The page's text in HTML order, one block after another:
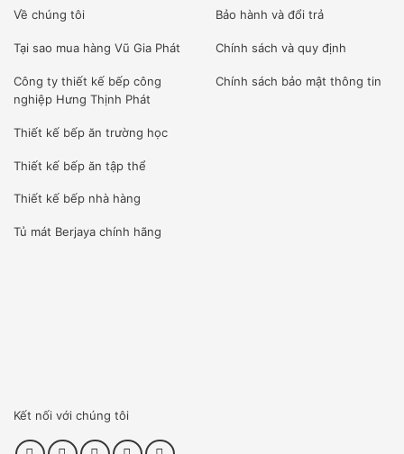
Về chúng tôi
Tại sao mua hàng Vũ Gia Phát
Công ty thiết kế bếp công
nghiệp Hưng Thịnh Phát
Thiết kế bếp ăn trường học
Thiết kế bếp ăn tập thể
Thiết kế bếp nhà hàng
Tủ mát Berjaya chính hãng
Bảo hành và đổi trả
Chính sách và quy định
Chính sách bảo mật thông tin
Kết nối với chúng tôi